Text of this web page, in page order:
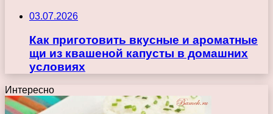
03.07.2026
Как приготовить вкусные и ароматные
щи из квашеной капусты в домашних
условиях
Интересно